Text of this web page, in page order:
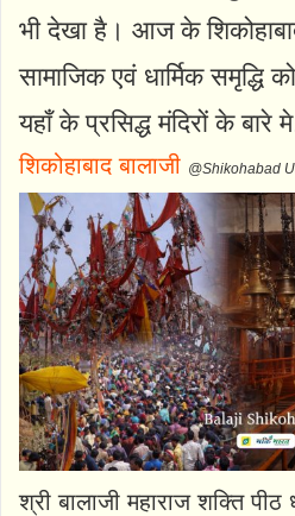
भी देखा है। आज के
सामाजिक एवं धार्मिक
यहाँ के प्रसिद्ध मंदिरों के बारे
शिकोहाबाद बालाजी @Shikohabad
श्री बालाजी महाराज शक्ति